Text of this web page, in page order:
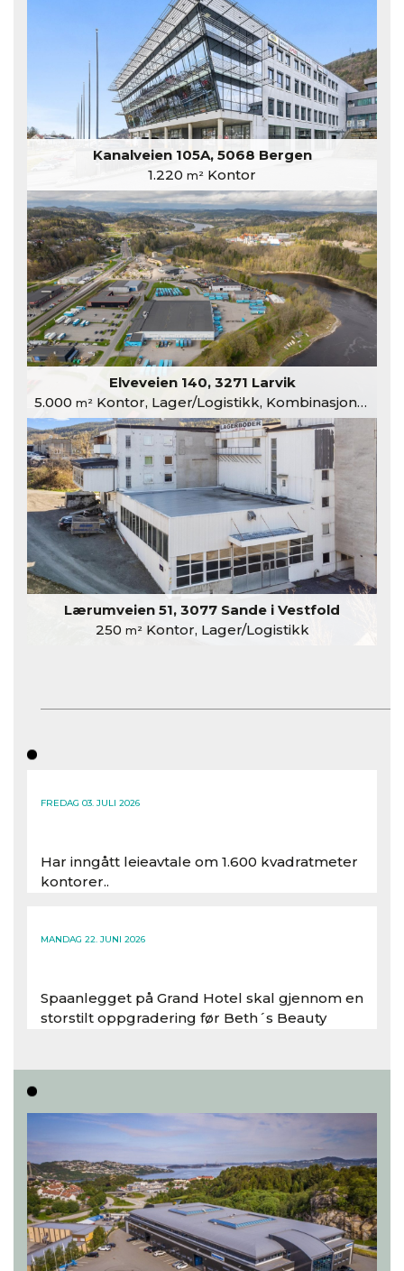
Kanalveien 105A, 5068 Bergen
1.220 m² Kontor
Elveveien 140, 3271 Larvik
5.000 m²Kontor, Lager/Logistikk, Kombinasjonslokaler
Lærumveien 51, 3077 Sande i Vestfold
250 m²Kontor, Lager/Logistikk
FREDAG 03. JULI 2026
Har inngått leieavtale om 1.600 kvadratmeter
kontorer..
MANDAG 22. JUNI 2026
Spaanlegget på Grand Hotel skal gjennom en
storstilt oppgradering før Beth´s Beauty
Les hele artikkelen